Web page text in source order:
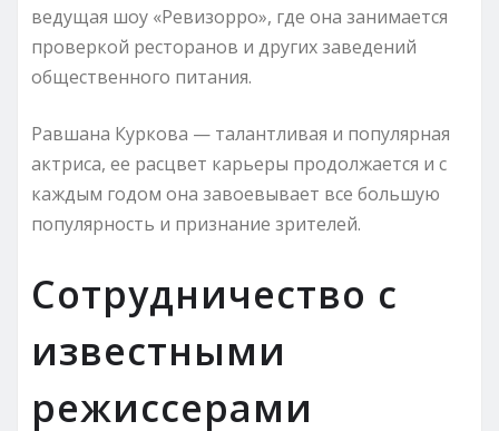
ведущая шоу «Ревизорро», где она занимается
проверкой ресторанов и других заведений
общественного питания.
Равшана Куркова — талантливая и популярная
актриса, ее расцвет карьеры продолжается и с
каждым годом она завоевывает все большую
популярность и признание зрителей.
Сотрудничество с
известными
режиссерами